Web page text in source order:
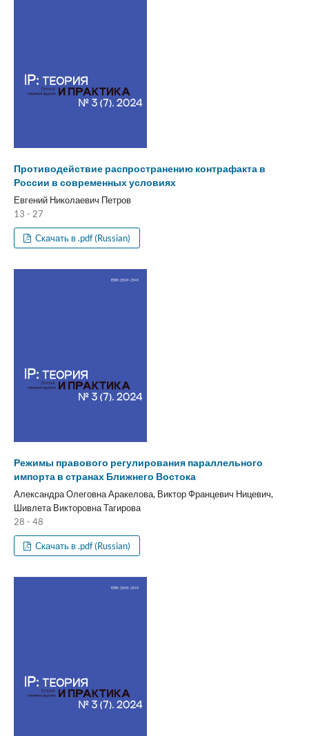
Противодействие распространению контрафакта в
России в современных условиях
Евгений Николаевич Петров
13 - 27
Скачать в .pdf (Russian)
Режимы правового регулирования параллельного
импорта в странах Ближнего Востока
Александра Олеговна Аракелова, Виктор Францевич Ницевич,
Шивлета Викторовна Тагирова
28 - 48
Скачать в .pdf (Russian)